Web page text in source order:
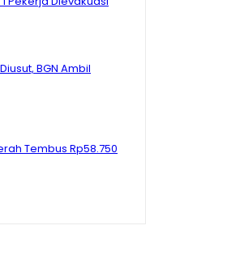
#trending
Ekonominya Melejit, Rakyat Kebagian
#trending
Zulhas Ancam Tutup SPPG yang Nekat
BGN Ambil
Tembus Rp58.750